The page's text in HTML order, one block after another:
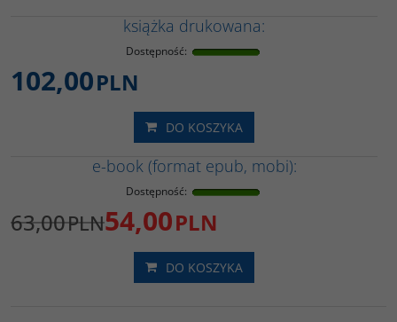
książka drukowana:
Dostępność:
102,00PLN
DO KOSZYKA
e-book (format epub, mobi):
Dostępność:
63,00PLN54,00PLN
DO KOSZYKA